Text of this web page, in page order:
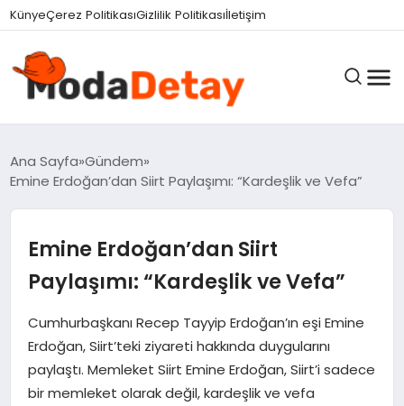
KünyeÇerez PolitikasıGizlilik Politikasıİletişim
GÜNDEM
EĞITIM
EKONOMI
Ana Sayfa Gündem
Emine Erdoğan’dan Siirt Paylaşımı: “Kardeşlik ve Vefa”
Emine Erdoğan’dan Siirt
Paylaşımı: “Kardeşlik ve Vefa”
Cumhurbaşkanı Recep Tayyip Erdoğan’ın eşi Emine
Erdoğan, Siirt’teki ziyareti hakkında duygularını
paylaştı. Memleket Siirt Emine Erdoğan, Siirt’i sadece
bir memleket olarak değil, kardeşlik ve vefa